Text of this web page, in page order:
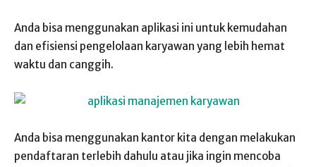
Anda bisa menggunakan aplikasi ini untuk kemudahan
dan efisiensi pengelolaan karyawan yang lebih hemat
waktu dan canggih.
Anda bisa menggunakan kantor kita dengan melakukan
pendaftaran terlebih dahulu atau jika ingin mencoba